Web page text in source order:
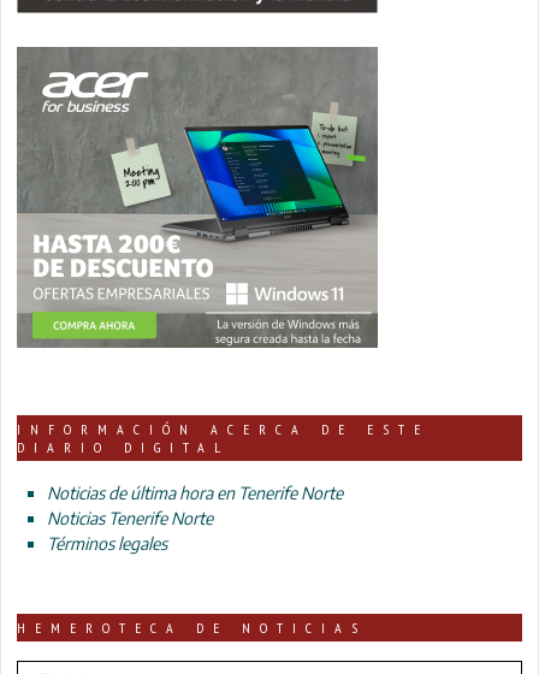
INFORMACIÓN ACERCA DE ESTE
DIARIO DIGITAL
Noticias de última hora en Tenerife Norte
Noticias Tenerife Norte
Términos legales
HEMEROTECA DE NOTICIAS